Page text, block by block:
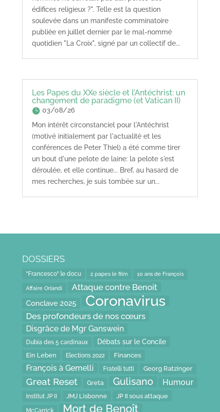
édifices religieux ?". Telle est la question
soulevée dans un manifeste comminatoire
publiée en juillet dernier par le mal-nommé
quotidien "La Croix", signé par un collectif de...
Les Papes du XXe siècle et l’Antéchrist: un
changement de paradigme (et Vatican II)
03/08/26
Mon intérêt circonstanciel pour l'Antéchrist
(motivé initialement par l'actualité et les
conférences de Peter Thiel) a été comme tirer
un bout d'une pelote de laine: la pelote s'est
déroulée, et elle continue... Bref, au hasard de
mes recherches, je suis tombée sur un...
DOSSIERS
"Francesco" le docu 2 papes le film 10 ans de François
Affaire Orlandi Attaque contre Benoit
Conclave 2025 Coronavirus
Des profondeurs de nos cœurs
Disgrâce de Mgr Ganswein
Dubia des 5 cardinaux
Débats sur le Concile
Ein Leben
Elections 2022 Finances
François à Gemelli Fratelli tutti Georg Ratzinger
Great Reset Greta Gulisano Humour
Institut JP II JMJ Lisbonne JP II sous attaque
Mort de Benoît